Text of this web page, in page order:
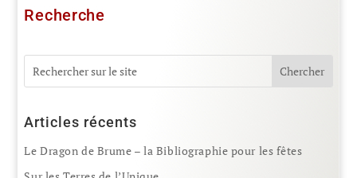
Recherche
Articles récents
Le Dragon de Brume – la Bibliographie pour les fêtes